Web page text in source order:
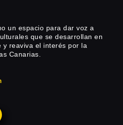
un espacio para dar voz a
que se desarrollan en
y reaviva el interés por la
Canarias.